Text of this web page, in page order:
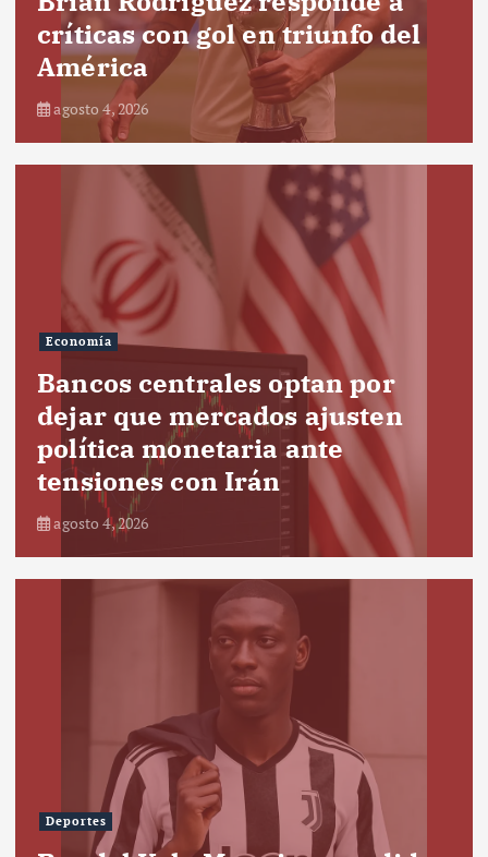
críticas con gol en triunfo del
América
agosto 4, 2026
Economía
Bancos centrales optan por
dejar que mercados ajusten
política monetaria ante
tensiones con Irán
agosto 4, 2026
Deportes